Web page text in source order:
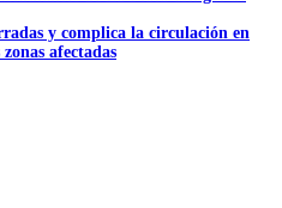
y complica la circulación en
afectadas